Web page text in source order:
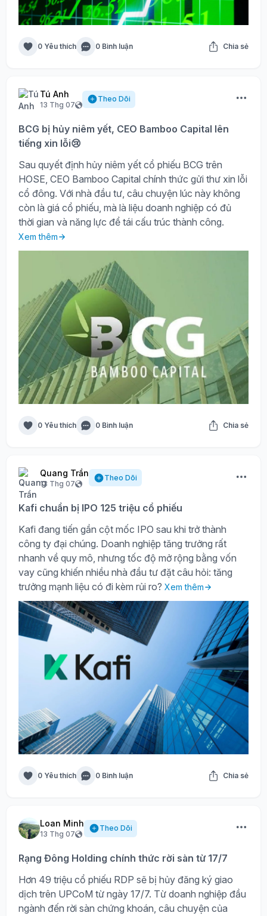
0 Yêu thích 0 Bình luận Chia sẻ
Tú Anh
13 Thg 07
Theo Dõi
BCG bị hủy niêm yết, CEO Bamboo Capital lên
tiếng xin lỗi😢
Sau quyết định hủy niêm yết cổ phiếu BCG trên
HOSE, CEO Bamboo Capital chính thức gửi thư xin lỗi
cổ đông. Với nhà đầu tư, câu chuyện lúc này không
còn là giá cổ phiếu, mà là liệu doanh nghiệp có đủ
thời gian và năng lực để tái cấu trúc thành công.
Xem thêm
0 Yêu thích 0 Bình luận Chia sẻ
Quang Trần
13 Thg 07
Theo Dõi
Kafi chuẩn bị IPO 125 triệu cổ phiếu
Kafi đang tiến gần cột mốc IPO sau khi trở thành
công ty đại chúng. Doanh nghiệp tăng trưởng rất
nhanh về quy mô, nhưng tốc độ mở rộng bằng vốn
vay cũng khiến nhiều nhà đầu tư đặt câu hỏi: tăng
trưởng mạnh liệu có đi kèm rủi ro? Xem thêm
0 Yêu thích 0 Bình luận Chia sẻ
Loan Minh
13 Thg 07
Theo Dõi
Rạng Đông Holding chính thức rời sàn từ 17/7
Hơn 49 triệu cổ phiếu RDP sẽ bị hủy đăng ký giao
dịch trên UPCoM từ ngày 17/7. Từ doanh nghiệp đầu
ngành đến rời sàn chứng khoán, câu chuyện của